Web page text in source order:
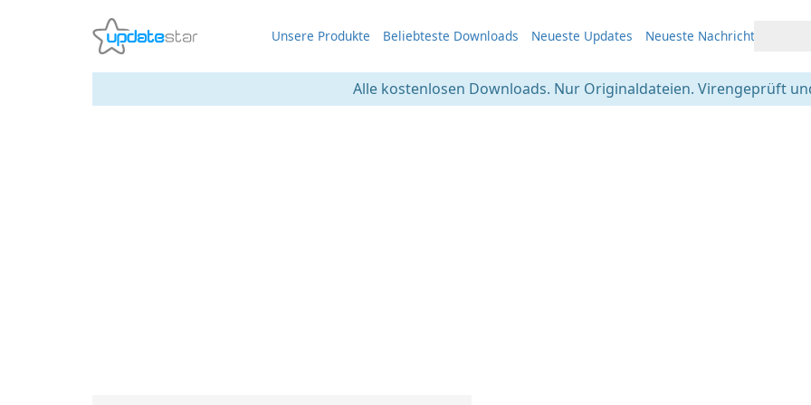
Unsere Produkte Beliebteste Downloads Neueste Updates Neueste Nachrichten
Alle kostenlosen Downloads. Nur Originaldateien. Virengeprüft